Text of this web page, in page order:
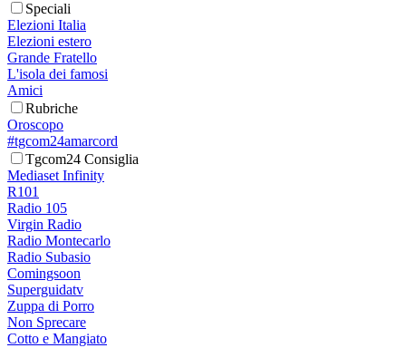
Speciali
Elezioni Italia
Elezioni estero
Grande Fratello
L'isola dei famosi
Amici
Rubriche
Oroscopo
#tgcom24amarcord
Tgcom24 Consiglia
Mediaset Infinity
R101
Radio 105
Virgin Radio
Radio Montecarlo
Radio Subasio
Comingsoon
Superguidatv
Zuppa di Porro
Non Sprecare
Cotto e Mangiato